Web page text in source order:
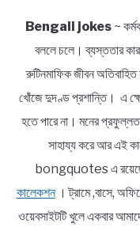
Bengali jokes~
বললে চলে। ব্যস্ততার
রুটিনমাফিক জীবন
খোঁজে দুদণ্ড প্রশান্তি। এ
হতে পারে না। মনের
সাহায্য করে আর এই
bongquotes এ
কালেকশন। ট্রামে ,বাসে,
ওয়েবসাইটটি খুলে একবার